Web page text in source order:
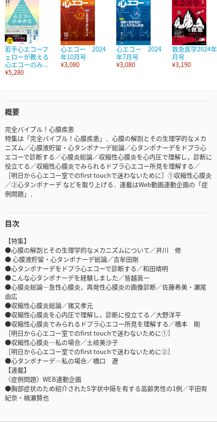
若手心エコーフ
ェローが教える
心エコーのみ...
¥5,280
心エコー 2024
年10月号
¥3,080
心エコー 2024
年7月号
¥3,080
救急医学2024
月号
¥3,190
概要
完全バイブル！心膜疾患
特集は「完全バイブル！心膜疾患」．心膜の解剖とその生理学的なメカ
ニズム／心膜液貯留・心タンポナーデ総論／心タンポナーデをドプラ心
エコーで診断する／心膜炎総論／収縮性心膜炎を心内圧で理解し，診断に
役立てる／収縮性心膜炎でみられるドプラ心エコー所見を理解する／
［明日から心エコー室でのfirst touchで迷わないために］①収縮性心膜炎
／②心タンポナーデ などを取り上げる．連載はWeb動画連動企画の「症
例問題」．
目次
【特集】
●心膜の解剖とその生理学的なメカニズムについて／井川 修
● 心膜液貯留・心タンポナーデ総論／吉牟田剛
●心タンポナーデをドプラ心エコーで診断する／和田靖明
●こんな心タンポナーデを経験しました／皆越眞一
●心膜炎総論―急性心膜炎，再発性心膜炎の画像診断／佐藤希美・瀬尾
由広
●収縮性心膜炎総論／猪又孝元
●収縮性心膜炎を心内圧で理解し，診断に役立てる／大野洋平
●収縮性心膜炎でみられるドプラ心エコー所見を理解する／橋本 剛
［明日から心エコー室でのfirst touchで迷わないために①］
●収縮性心膜炎―私の場合／土岐美沙子
［明日から心エコー室でのfirst touchで迷わないために②］
●心タンポナーデ―私の場合／橋口 遼
【連載】
〈症例問題〉WEB連動企画
●胸部症状のため紹介されたS字状中隔を有する高齢男性の1例／平田有
紀奈・楠瀬賢也